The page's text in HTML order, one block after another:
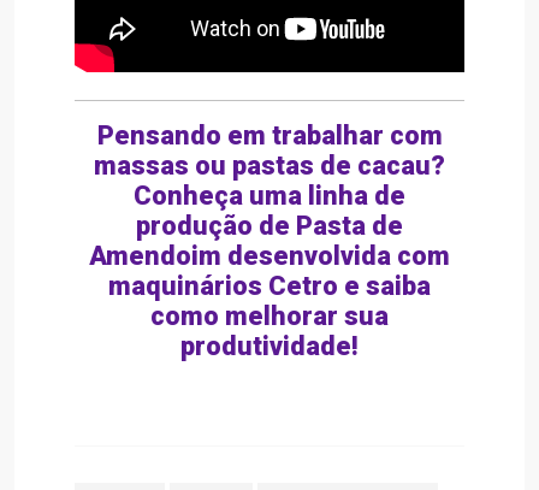
Pensando em trabalhar com
massas ou pastas de cacau?
Conheça uma linha de
produção de Pasta de
Amendoim desenvolvida com
maquinários Cetro e saiba
como melhorar sua
produtividade!